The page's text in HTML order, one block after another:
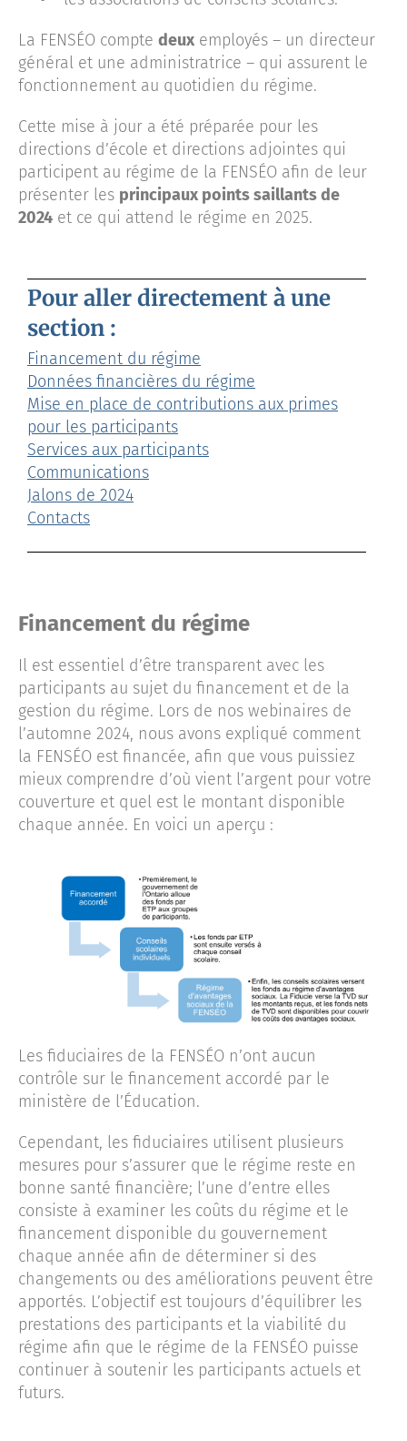
La FENSÉO compte deux employés – un directeur
général et une administratrice – qui assurent le
fonctionnement au quotidien du régime.
Cette mise à jour a été préparée pour les
directions d’école et directions adjointes qui
participent au régime de la FENSÉO afin de leur
présenter les principaux points saillants de
2024 et ce qui attend le régime en 2025.
Pour aller directement à une
section :
Financement du régime
Données financières du régime
Mise en place de contributions aux primes
pour les participants
Services aux participants
Communications
Jalons de 2024
Contacts
Financement du régime
Il est essentiel d’être transparent avec les
participants au sujet du financement et de la
gestion du régime. Lors de nos webinaires de
l’automne 2024, nous avons expliqué comment
la FENSÉO est financée, afin que vous puissiez
mieux comprendre d’où vient l’argent pour votre
couverture et quel est le montant disponible
chaque année. En voici un aperçu :
Les fiduciaires de la FENSÉO n’ont aucun
contrôle sur le financement accordé par le
ministère de l’Éducation.
Cependant, les fiduciaires utilisent plusieurs
mesures pour s’assurer que le régime reste en
bonne santé financière; l’une d’entre elles
consiste à examiner les coûts du régime et le
financement disponible du gouvernement
chaque année afin de déterminer si des
changements ou des améliorations peuvent être
apportés. L’objectif est toujours d’équilibrer les
prestations des participants et la viabilité du
régime afin que le régime de la FENSÉO puisse
continuer à soutenir les participants actuels et
futurs.